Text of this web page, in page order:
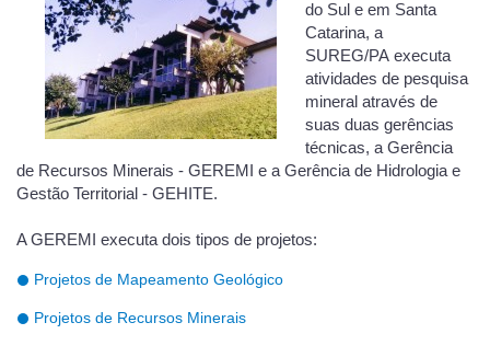
do Sul e em Santa
Catarina, a
SUREG/PA executa
atividades de pesquisa
mineral através de
suas duas gerências
técnicas, a Gerência
de Recursos Minerais - GEREMI e a Gerência de Hidrologia e
Gestão Territorial - GEHITE.
A GEREMI executa dois tipos de projetos:
Projetos de Mapeamento Geológico
Projetos de Recursos Minerais